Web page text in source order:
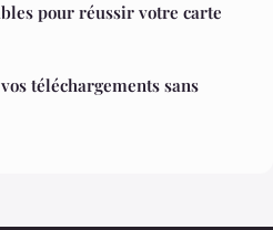
pour réussir votre carte
téléchargements sans